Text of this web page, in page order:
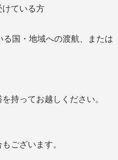
けている方
る国・地域への渡航、または
持ってお越しください。
ございます。